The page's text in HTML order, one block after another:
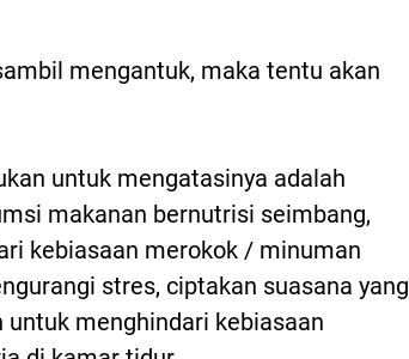
mengantuk, maka tentu akan
untuk mengatasinya adalah
makanan bernutrisi seimbang,
kebiasaan merokok / minuman
stres, ciptakan suasana yang
untuk menghindari kebiasaan